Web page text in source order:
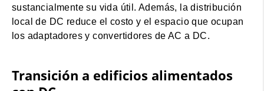
sustancialmente su vida útil. Además, la distribución
local de DC reduce el costo y el espacio que ocupan
los adaptadores y convertidores de AC a DC.
Transición a edificios alimentados